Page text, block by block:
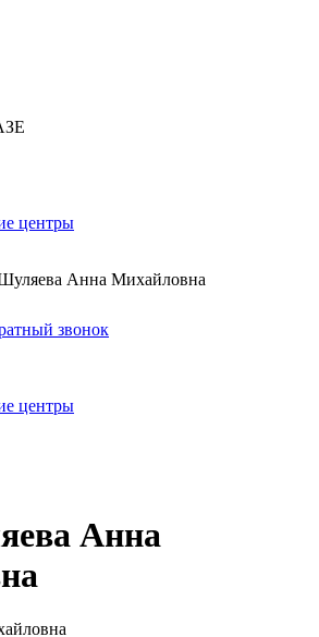
центры
Анна Михайловна
звонок
центры
Анна